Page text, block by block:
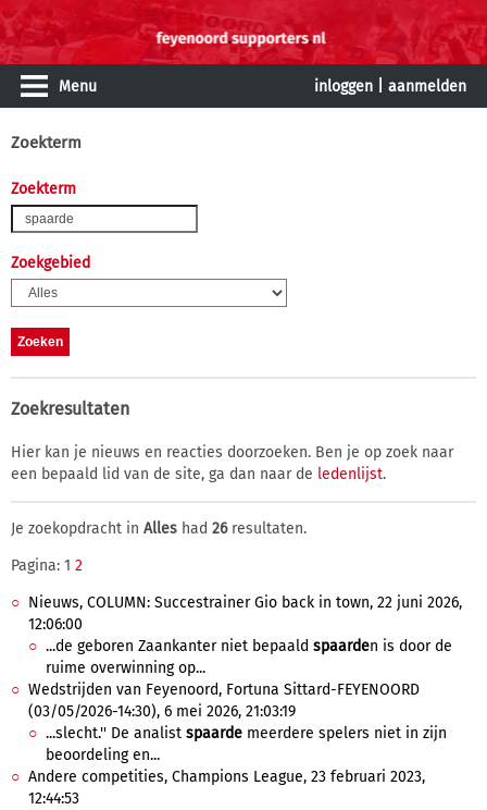
Menu inloggen aanmelden
Zoekterm
Zoekterm
Zoekgebied
Zoekresultaten
Hier kan je nieuws en reacties doorzoeken. Ben je op zoek naar
een bepaald lid van de site, ga dan naar de ledenlijst.
Je zoekopdracht in Alles had 26resultaten.
Pagina: 1 2
Nieuws, COLUMN: Succestrainer Gio back in town, 22 juni 2026,
12:06:00
...de geboren Zaankanter niet bepaald spaarden is door de
ruime overwinning op...
Wedstrijden van Feyenoord, Fortuna Sittard-FEYENOORD
(03/05/2026-14:30), 6 mei 2026, 21:03:19
...slecht.'' De analist spaarde meerdere spelers niet in zijn
beoordeling en...
Andere competities, Champions League, 23 februari 2023,
12:44:53